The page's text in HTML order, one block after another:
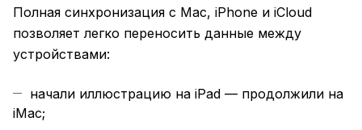
Полная синхронизация с Mac, iPhone и iCloud
позволяет легко переносить данные между
устройствами:
начали иллюстрацию на iPad — продолжили на
iMac;